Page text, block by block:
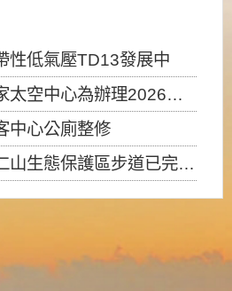
性低氣壓TD13發展中
為辦理2026台灣盃火箭競賽，陸、海、空域警戒及協調相關事宜，因颱風備案事宜
中心公廁整修
區步道已完成修復，自115年7月13日（星期一）起恢復開放入園，歡迎民眾依規定申請入園....